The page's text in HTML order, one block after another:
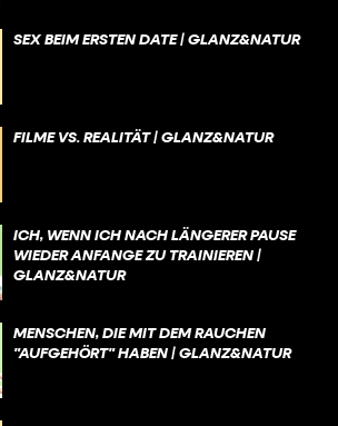
SEX BEIM ERSTEN DATE | GLANZ&NATUR
FILME VS. REALITÄT | GLANZ&NATUR
ICH, WENN ICH NACH LÄNGERER PAUSE
WIEDER ANFANGE ZU TRAINIEREN |
GLANZ&NATUR
MENSCHEN, DIE MIT DEM RAUCHEN
"AUFGEHÖRT" HABEN | GLANZ&NATUR